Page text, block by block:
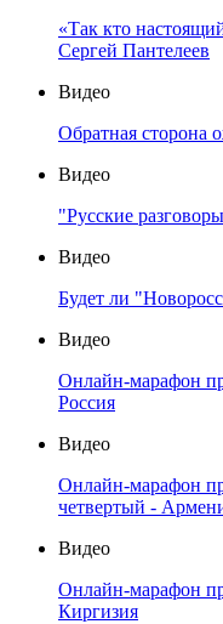
«Так кто
Сергей Пантелеев
Видео
Обратная сторона
Видео
"Русские
Видео
Будет ли
Видео
Онлайн-марафон
Россия
Видео
Онлайн-марафон
четвертый -
Видео
Онлайн-марафон
Киргизия